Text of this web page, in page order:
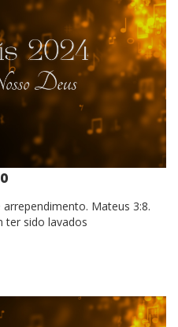
Mateus 3:8.
sido lavados